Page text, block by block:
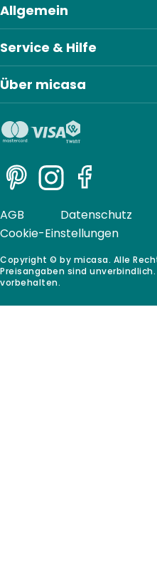
Allgemein
Service & Hilfe
Über micasa
PinterestInstagramFacebook
Copyright © by micasa. Alle
Preisangaben sind
vorbehalten.
AGB Datenschutz
Cookie-Einstellungen